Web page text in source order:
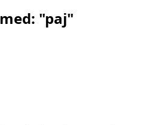
"paj"